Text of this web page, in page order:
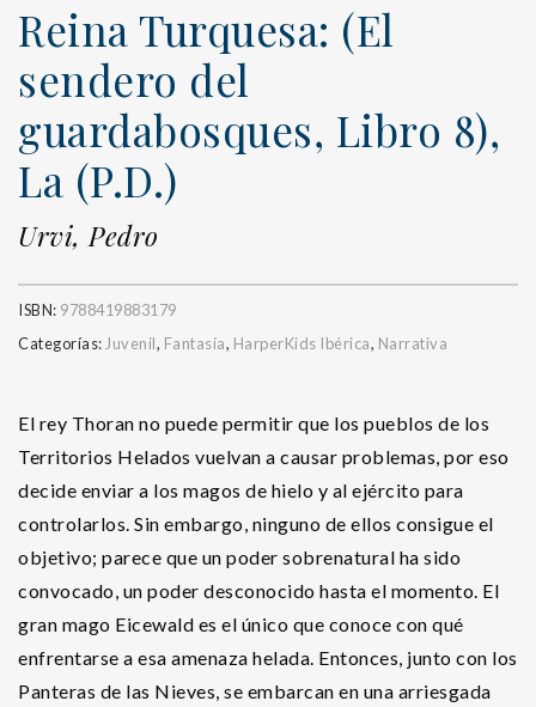
Reina Turquesa: (El
sendero del
guardabosques, Libro 8),
La (P.D.)
Urvi, Pedro
ISBN: 9788419883179
Categorías:Juvenil, Fantasía, HarperKids Ibérica, Narrativa
El rey Thoran no puede permitir que los pueblos de los
Territorios Helados vuelvan a causar problemas, por eso
decide enviar a los magos de hielo y al ejército para
controlarlos. Sin embargo, ninguno de ellos consigue el
objetivo; parece que un poder sobrenatural ha sido
convocado, un poder desconocido hasta el momento. El
gran mago Eicewald es el único que conoce con qué
enfrentarse a esa amenaza helada. Entonces, junto con los
Panteras de las Nieves, se embarcan en una arriesgada